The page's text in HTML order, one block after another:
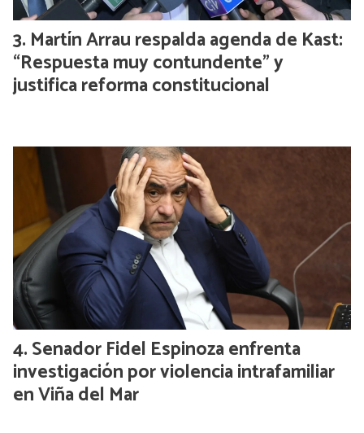
Martín Arrau respalda agenda de Kast:
“Respuesta muy contundente” y
justifica reforma constitucional
Senador Fidel Espinoza enfrenta
investigación por violencia intrafamiliar
en Viña del Mar